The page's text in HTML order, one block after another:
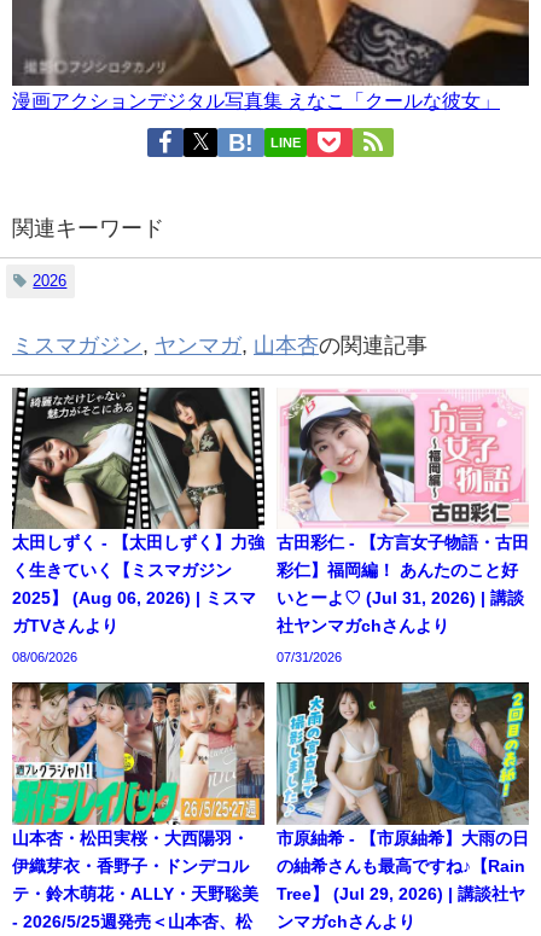
漫画アクションデジタル写真集 えなこ「クールな彼女」
LINE
関連キーワード
2026
ミスマガジン, ヤンマガ, 山本杏の関連記事
太田しずく - 【太田しずく】力強
く生きていく【ミスマガジン
2025】 (Aug 06, 2026) | ミスマ
ガTVさんより
08/06/2026
古田彩仁 - 【方言女子物語・古田
彩仁】福岡編！ あんたのこと好
いとーよ♡ (Jul 31, 2026) | 講談
社ヤンマガchさんより
07/31/2026
山本杏・松田実桜・大西陽羽・
伊織芽衣・香野子・ドンデコル
テ・鈴木萌花・ALLY・天野聡美
- 2026/5/25週発売＜山本杏、松
市原紬希 - 【市原紬希】大雨の日
の紬希さんも最高ですね♪【Rain
Tree】 (Jul 29, 2026) | 講談社ヤ
ンマガchさんより